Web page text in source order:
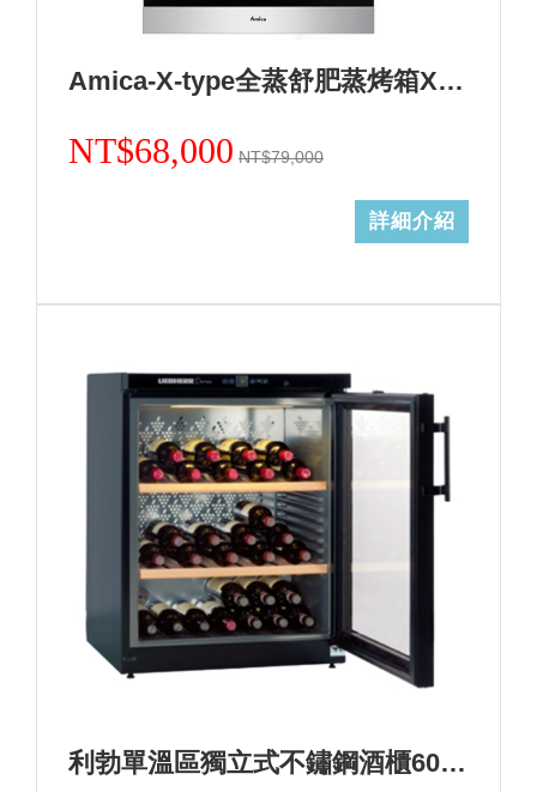
Amica-X-type全蒸舒肥蒸烤箱XTVS-1800IX TW
NT$68,000 NT$79,000
詳細介紹
利勃單溫區獨立式不鏽鋼酒櫃60瓶>型號：WKb 1712+基本安裝